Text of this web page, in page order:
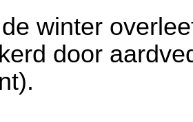
winter
door